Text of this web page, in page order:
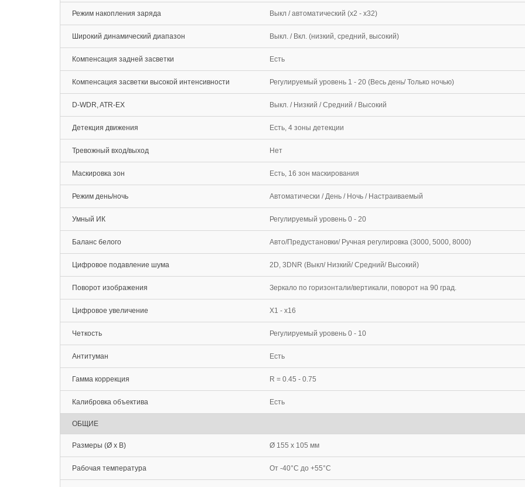
Режим накопления заряда Выкл / автоматический (х2 - х32)
Широкий динамический диапазон Выкл. / Вкл. (низкий, средний, высокий)
Компенсация задней засветки Есть
Компенсация засветки высокой интенсивности Регулируемый уровень 1 - 20 (Весь день/ Только ночью)
D-WDR, ATR-EX Выкл. / Низкий / Средний / Высокий
Детекция движения Есть, 4 зоны детекции
Тревожный вход/выход Нет
Маскировка зон Есть, 16 зон маскирования
Режим день/ночь Автоматически / День / Ночь / Настраиваемый
Умный ИК Регулируемый уровень 0 - 20
Баланс белого Авто/Предустановки/ Ручная регулировка (3000, 5000, 8000)
Цифровое подавление шума 2D, 3DNR (Выкл/ Низкий/ Средний/ Высокий)
Поворот изображения Зеркало по горизонтали/вертикали, поворот на 90 град.
Цифровое увеличение Х1 - х16
Четкость Регулируемый уровень 0 - 10
Антитуман Есть
Гамма коррекция R = 0.45 - 0.75
Калибровка объектива Есть
ОБЩИЕ
Размеры (Ø x В) Ø 155 x 105 мм
Рабочая температура От -40°С до +55°С